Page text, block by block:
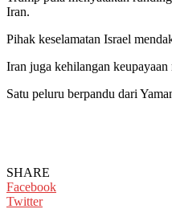
Iran.
Pihak keselamatan Israel
Iran juga kehilangan
Satu peluru berpandu dari
SHARE
Facebook
Twitter